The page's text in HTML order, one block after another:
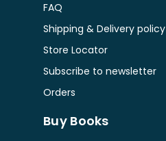
FAQ
Shipping & Delivery policy
Store Locator
Subscribe to newsletter
Orders
Buy Books